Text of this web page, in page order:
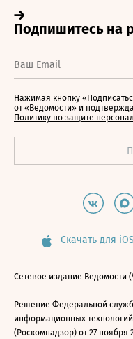
Нажимая кнопку
от «Ведомости» и
Политику по защите
Скачать для iOS
Сетевое издание Ведомости
Решение Федеральной
информационных
(Роскомнадзор) от 27 ноября